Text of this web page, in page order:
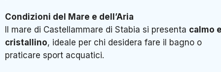
Condizioni del Mare e dell’Aria
Il mare di Castellammare di Stabia si presenta calmo
cristallino, ideale per chi desidera fare il bagno o
praticare sport acquatici.